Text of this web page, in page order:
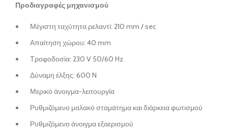
Προδιαγραφές μηχανισμού
Μέγιστη ταχύτητα ρελαντί: 210 mm / sec
Απαίτηση χώρου: 40 mm
Τροφοδοσία: 230 V 50/60 Hz
Δύναμη έλξης: 600 N
Μερικό άνοιγμα-λειτουργία
Ρυθμιζόμενο μαλακό σταμάτημα και διάρκεια φωτισμού
Ρυθμιζόμενο άνοιγμα εξαερισμού